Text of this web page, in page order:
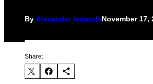
By Alexander IadarolaNovember 17,
Share: